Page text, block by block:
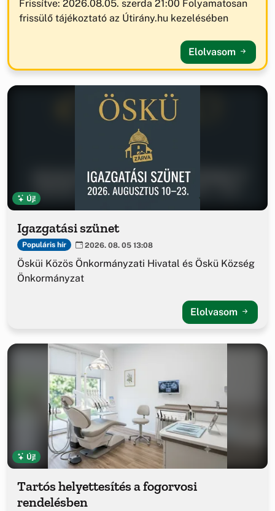
Frissítve: 2026.08.05. szerda 21:00 Folyamatosan
frissülő tájékoztató az Útirány.hu kezelésében
Elolvasom
Új!
Igazgatási szünet
Populáris hír 2026. 08. 05 13:08
Ösküi Közös Önkormányzati Hivatal és Öskü Község
Önkormányzat
Elolvasom
Új!
Tartós helyettesítés a fogorvosi
rendelésben